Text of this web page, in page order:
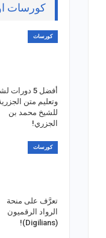
كورسات
كورسات
أفضل 5 دورات
وتعليم متن
للشيخ محمد بن
الجزري!
كورسات
تعرَّف على منحة
الرواد الرقميون
(Digilians)!